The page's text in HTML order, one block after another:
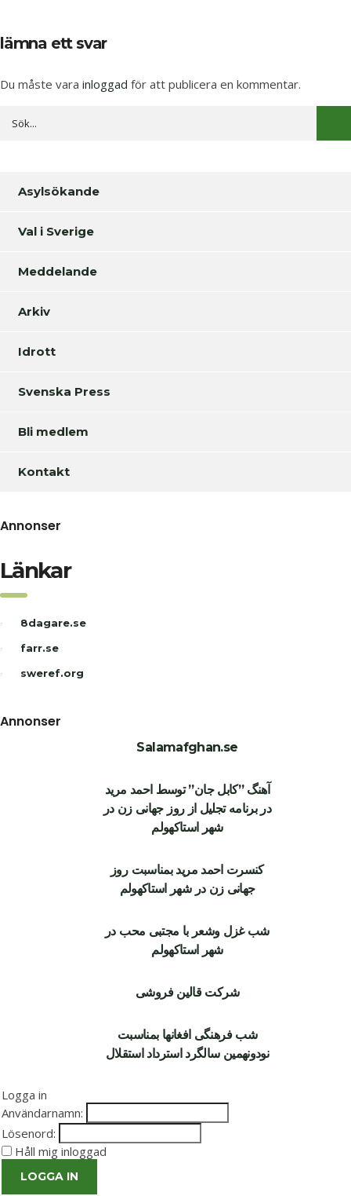
lämna ett svar
Du måste vara inloggad för att publicera en kommentar.
Asylsökande
Val i Sverige
Meddelande
Arkiv
Idrott
Svenska Press
Bli medlem
Kontakt
Annonser
Länkar
8dagare.se
farr.se
sweref.org
Annonser
Salamafghan.se
آهنگ ”کابل جان” توسط احمد مرید
در برنامه تجلیل از روز جهانی زن در
شهر استاکهولم
کنسرت احمد مرید بمناسبت روز
جهانی زن در شهر استاکهولم
شب غزل وشعر با مجتبی محب در
شهر استاکهولم
شرکت قالین فروشی
شب فرهنگی افغانها بمناسبت
نودونهمین سالگرد استرداد استقلال
Logga in
Användarnamn:
Lösenord:
Håll mig inloggad
LOGGA IN